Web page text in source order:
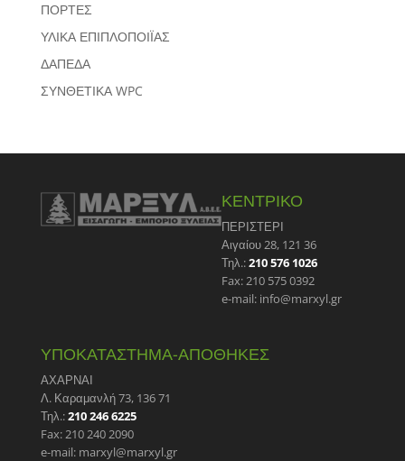
ΠΟΡΤΕΣ
ΥΛΙΚΑ ΕΠΙΠΛΟΠΟΙΪΑΣ
ΔΑΠΕΔΑ
ΣΥΝΘΕΤΙΚΑ WPC
ΚΕΝΤΡΙΚΟ
ΠΕΡΙΣΤΕΡΙ
Αιγαίου 28, 121 36
Τηλ.:210 576 1026
Fax: 210 575 0392
e-mail: info@marxyl.gr
ΥΠΟΚΑΤΑΣΤΗΜΑ-ΑΠΟΘΗΚΕΣ
ΑΧΑΡΝΑΙ
Λ. Καραμανλή 73, 136 71
Τηλ.:210 246 6225
Fax: 210 240 2090
e-mail: marxyl@marxyl.gr